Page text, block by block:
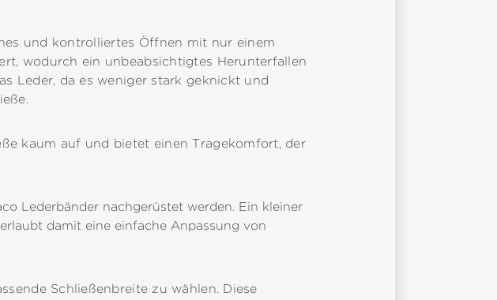
und kontrolliertes Öffnen mit nur einem
wodurch ein unbeabsichtigtes Herunterfallen
Leder, da es weniger stark geknickt und
kaum auf und bietet einen Tragekomfort, der
Lederbänder nachgerüstet werden. Ein kleiner
damit eine einfache Anpassung von
Schließenbreite zu wählen. Diese